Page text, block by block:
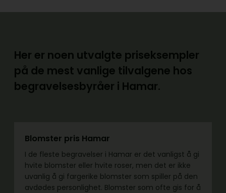
Her er noen utvalgte priseksempler
på de mest vanlige tilvalgene hos
begravelsesbyråer i Hamar.
Blomster pris Hamar
I de fleste begravelser i Hamar er det vanligst å gi
hvite blomster eller hvite roser, men det er ikke
uvanlig å gi fargerike blomster som spiller på den
avdødes personlighet. Blomster som ofte gis for å